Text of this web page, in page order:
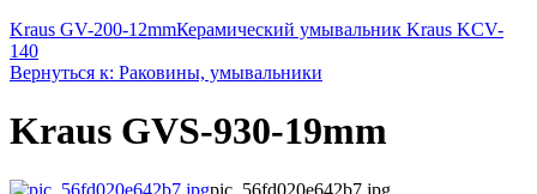
Kraus GV-200-12mmКерамический умывальник Kraus KCV-
140
Вернуться к: Раковины, умывальники
Kraus GVS-930-19mm
pic_56fd020e642b7.jpg